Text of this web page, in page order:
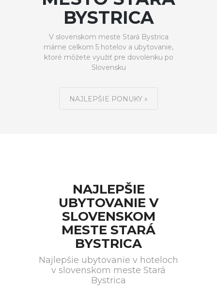
BYSTRICA
V slovenskom meste Stará Bystrica
máme celkom 5 hotelov a ubytovanie,
ktoré môžete využiť pre dovolenku po
Slovensku
NAJLEPŠIE PONUKY »
NAJLEPŠIE
UBYTOVANIE V
SLOVENSKOM
MESTE STARÁ
BYSTRICA
Najlepšie ubytovanie v hoteloch
v slovenskom meste Stará
Bystrica